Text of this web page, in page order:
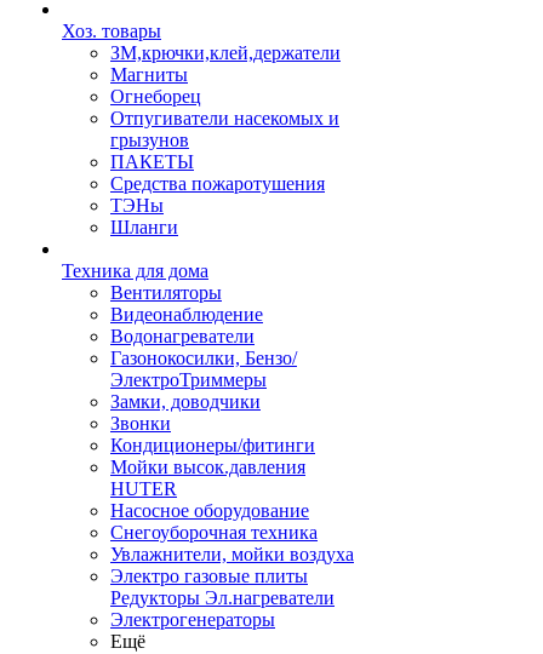
Хоз. товары
ЗМ,крючки,клей,держатели
Магниты
Огнеборец
Отпугиватели насекомых и
грызунов
ПАКЕТЫ
Средства пожаротушения
ТЭНы
Шланги
Техника для дома
Вентиляторы
Видеонаблюдение
Водонагреватели
Газонокосилки, Бензо/
ЭлектроТриммеры
Замки, доводчики
Звонки
Кондиционеры/фитинги
Мойки высок.давления
HUTER
Насосное оборудование
Снегоуборочная техника
Увлажнители, мойки воздуха
Электро газовые плиты
Редукторы Эл.нагреватели
Электрогенераторы
Ещё